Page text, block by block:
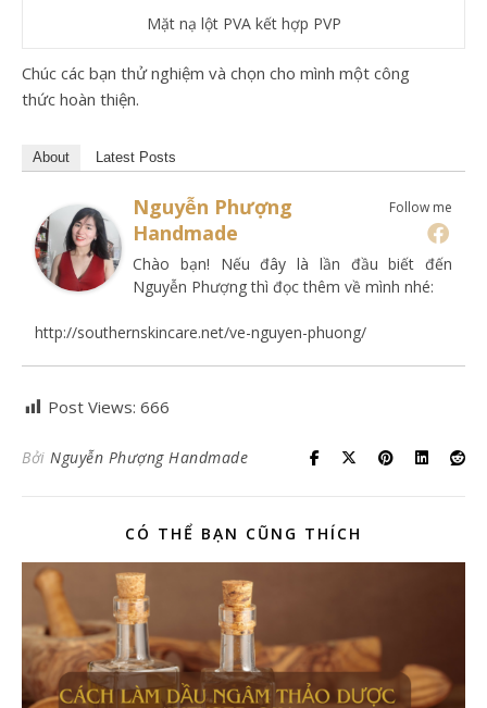
Mặt nạ lột PVA kết hợp PVP
Chúc các bạn thử nghiệm và chọn cho mình một công
thức hoàn thiện.
About Latest Posts
Follow me
Nguyễn Phượng
Handmade
Chào bạn! Nếu đây là lần đầu biết đến
Nguyễn Phượng thì đọc thêm về mình nhé:
http://southernskincare.net/ve-nguyen-phuong/
Post Views: 666
Bởi Nguyễn Phượng Handmade
CÓ THỂ BẠN CŨNG THÍCH